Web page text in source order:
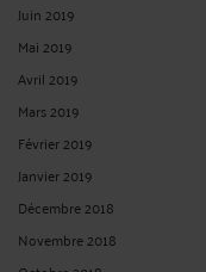
Juin 2019
Mai 2019
Avril 2019
Mars 2019
Février 2019
Janvier 2019
Décembre 2018
Novembre 2018